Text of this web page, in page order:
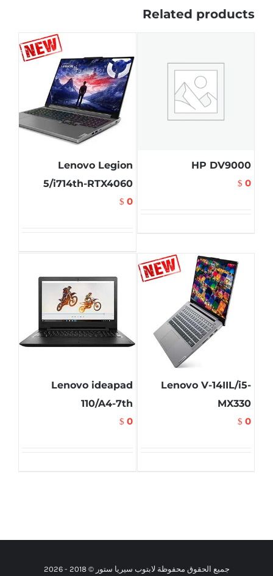
Related products
HP DV9000
$ 0
Lenovo Legion
5/i714th-RTX4060
$ 0
Lenovo V-14IIL/i5-
MX330
$ 0
Lenovo ideapad
110/A4-7th
$ 0
جميع الحقوق محفوظة لابتوب سيريا ستور © 2018 - 2026